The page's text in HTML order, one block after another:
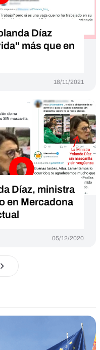
Díaz
más que en
18/11/2021
Díaz, ministra
en Mercadona
05/12/2020